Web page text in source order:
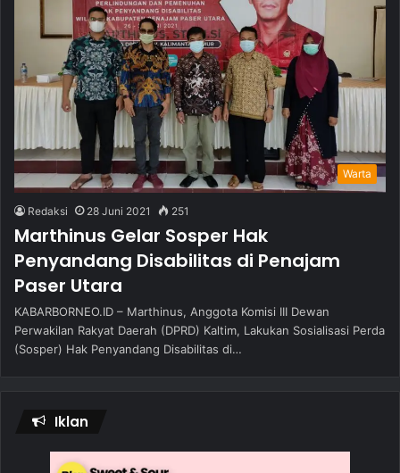
Warta
Redaksi 28 Juni 2021 251
Marthinus Gelar Sosper Hak
Penyandang Disabilitas di Penajam
Paser Utara
KABARBORNEO.ID – Marthinus, Anggota Komisi III Dewan
Perwakilan Rakyat Daerah (DPRD) Kaltim, Lakukan Sosialisasi Perda
(Sosper) Hak Penyandang Disabilitas di…
Iklan